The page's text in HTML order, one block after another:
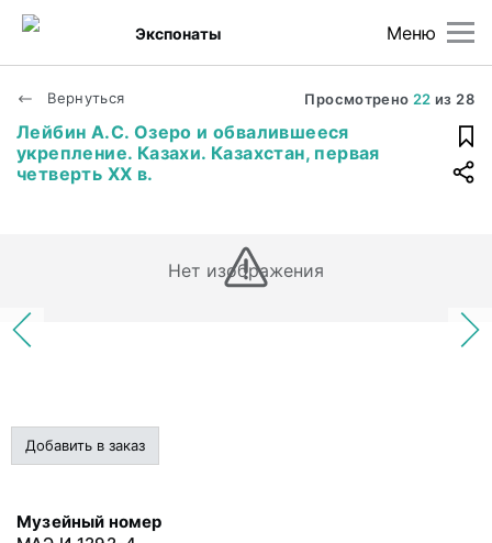
Меню
Экспонаты
Вернуться Просмотрено 22 из 28
Лейбин А.С. Озеро и обвалившееся
укрепление. Казахи. Казахстан, первая
четверть ХХ в.
Нет изображения
Добавить в заказ
Музейный номер